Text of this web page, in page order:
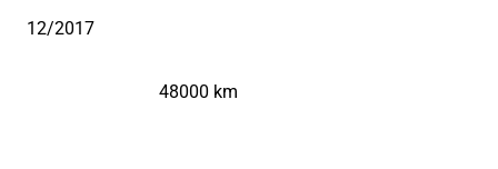
12/2017
48000 km